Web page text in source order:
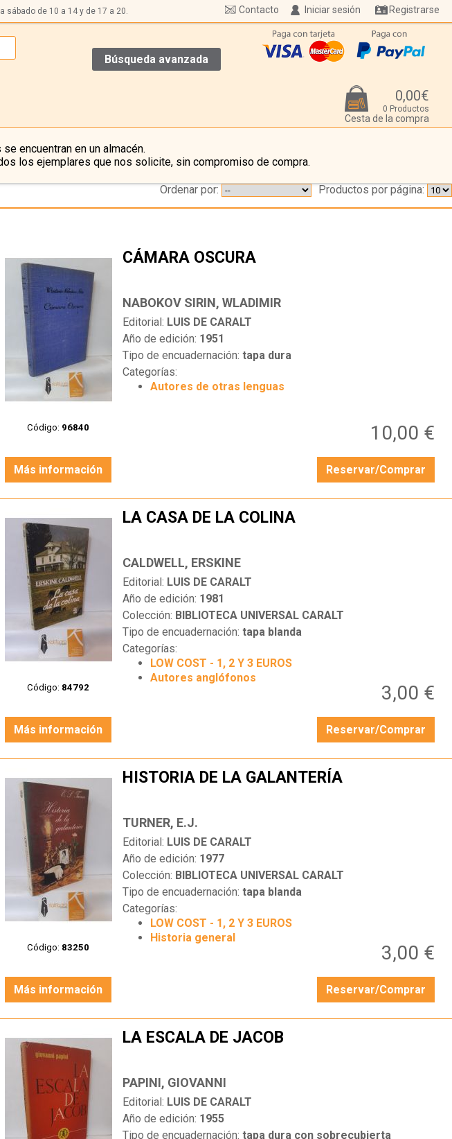
sábado de 10 a 14 y de 17 a 20. Iniciar sesión Registrarse
Contacto
Búsqueda avanzada
0,00€
0 Productos
Cesta de la compra
encuentran en un almacén.
los ejemplares que nos solicite, sin compromiso de compra.
Productos por página:
Ordenar por:
Código: 96840
CÁMARA OSCURA
NABOKOV SIRIN, WLADIMIR
Editorial: LUIS DE CARALT
Año de edición: 1951
Tipo de encuadernación: tapa dura
Categorías:
Autores de otras lenguas
10,00 €
Más información Reservar/Comprar
Código: 84792
LA CASA DE LA COLINA
CALDWELL, ERSKINE
Editorial: LUIS DE CARALT
Año de edición: 1981
Colección: BIBLIOTECA UNIVERSAL CARALT
Tipo de encuadernación: tapa blanda
Categorías:
LOW COST - 1, 2 Y 3 EUROS
Autores anglófonos
3,00 €
Más información Reservar/Comprar
Código: 83250
HISTORIA DE LA GALANTERÍA
TURNER, E.J.
Editorial: LUIS DE CARALT
Año de edición: 1977
Colección: BIBLIOTECA UNIVERSAL CARALT
Tipo de encuadernación: tapa blanda
Categorías:
LOW COST - 1, 2 Y 3 EUROS
Historia general
3,00 €
Más información Reservar/Comprar
LA ESCALA DE JACOB
PAPINI, GIOVANNI
Editorial: LUIS DE CARALT
Año de edición: 1955
Tipo de encuadernación: tapa dura con sobrecubierta